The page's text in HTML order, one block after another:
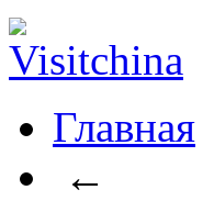
Главная
←